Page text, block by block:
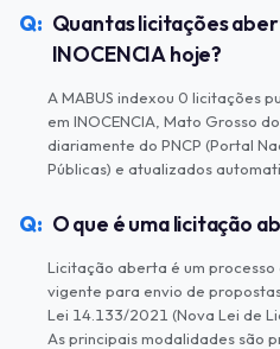
Quantas licitações
INOCENCIA hoje?
A MABUS indexou 0 licitações
em INOCENCIA, Mato Grosso
diariamente do PNCP (Portal
Públicas) e atualizados
O que é uma licitação
Licitação aberta é um
vigente para envio de
Lei 14.133/2021 (Nova Lei de
As principais modalidades são